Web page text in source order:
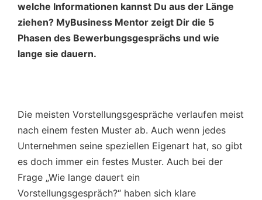
welche Informationen kannst Du aus der Länge
ziehen? MyBusiness Mentor zeigt Dir die 5
Phasen des Bewerbungsgesprächs und wie
lange sie dauern.
Die meisten Vorstellungsgespräche verlaufen meist
nach einem festen Muster ab. Auch wenn jedes
Unternehmen seine speziellen Eigenart hat, so gibt
es doch immer ein festes Muster. Auch bei der
Frage „Wie lange dauert ein
Vorstellungsgespräch?“ haben sich klare